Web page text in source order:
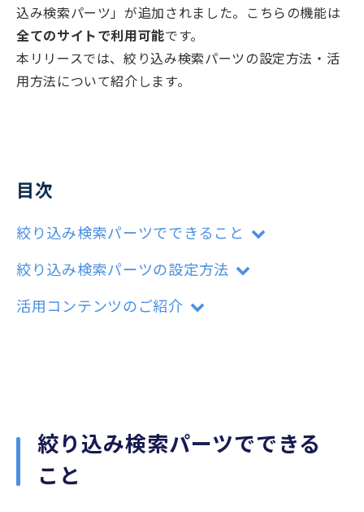
機能一覧
リリースノート
込み検索パーツ」が追加されました。こちらの機能は
全てのサイトで利用可能です。
本リリースでは、絞り込み検索パーツの設定方法・活
用方法について紹介します。
目次
絞り込み検索パーツでできること
絞り込み検索パーツの設定方法
活用コンテンツのご紹介
絞り込み検索パーツでできる
こと